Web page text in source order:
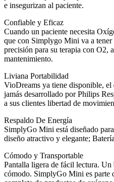
e insegurizan al paciente.
Confiable y Eficaz
Cuando un paciente necesita
que con Simplygo Mini va a
precisión para su terapia con O2,
mantenimiento.
Liviana Portabilidad
VioDreams ya tiene disponible,
jamás desarrollado por Philips
a sus clientes libertad de
Respaldo De Energía
SimplyGo Mini está diseñado
diseño atractivo y elegante;
Cómodo y Transportable
Pantalla ligera de fácil lectura. Un
cómodo. SimplyGo Mini es parte